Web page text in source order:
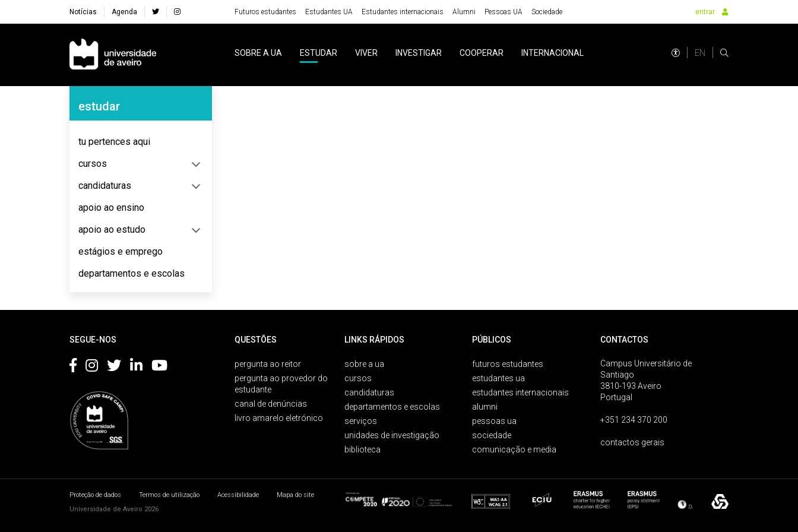
Notícias Agenda Futuros estudantes Estudantes UA Estudantes internacionais Alumni Pessoas UA Sociedade entrar
Navegação Principal
SOBRE A UA ESTUDAR VIVER INVESTIGAR COOPERAR INTERNACIONAL EN
Navegação Lateral
estudar
tu pertences aqui
cursos
candidaturas
apoio ao ensino
apoio ao estudo
estágios e emprego
departamentos e escolas
SEGUE-NOS QUESTÕES
pergunta ao reitor
pergunta ao provedor do
estudante
canal de denúncias
livro amarelo eletrónico
LINKS RÁPIDOS
sobre a ua
cursos
candidaturas
departamentos e escolas
serviços
unidades de investigação
biblioteca
PÚBLICOS
futuros estudantes
estudantes ua
estudantes internacionais
alumni
pessoas ua
sociedade
comunicação e media
CONTACTOS
Campus Universitário de
Santiago
3810-193 Aveiro
Portugal
+351 234 370 200
contactos gerais
Proteção de dados Termos de utilização Acessibilidade
Mapa do site
Universidade de Aveiro 2026